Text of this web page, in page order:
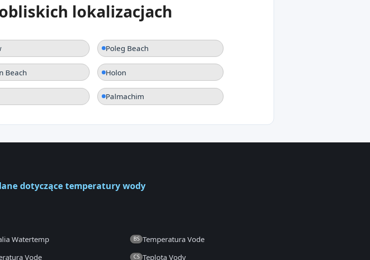
lokalizacjach
Poleg Beach
Beach Holon
Palmachim
dotyczące temperatury wody
Watertemp BS Temperatura Vode
Vode CS Teplota Vody